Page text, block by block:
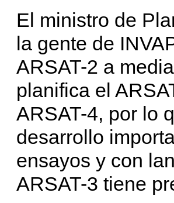
El ministro de
la gente de
ARSAT-2 a
planifica el
ARSAT-4, por lo
desarrollo
ensayos y con
ARSAT-3 tiene